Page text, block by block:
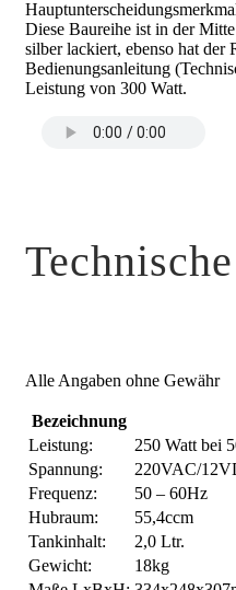
Diese Baureihe ist in der
silber lackiert, ebenso hat der
Bedienungsanleitung
Leistung von 300 Watt.
Alle Angaben ohne Gewähr
Bezeichnung
Leistung:
250 Watt bei
Spannung:
220VAC/
Frequenz:
50 – 60Hz
Hubraum:
55,4ccm
Tankinhalt:
2,0 Ltr.
Gewicht:
18kg